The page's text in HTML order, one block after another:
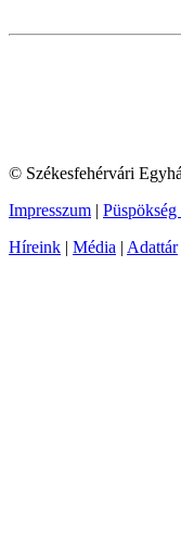
© Székesfehérvári
Impresszum |
Híreink | Média | Adattár